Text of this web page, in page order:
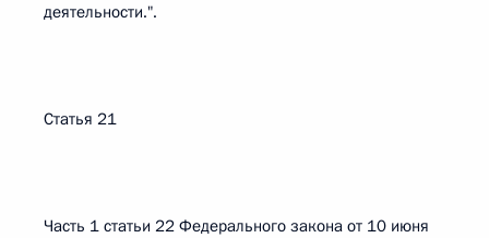
деятельности.".
Статья 21
Часть 1 статьи 22 Федерального закона от 10 июня